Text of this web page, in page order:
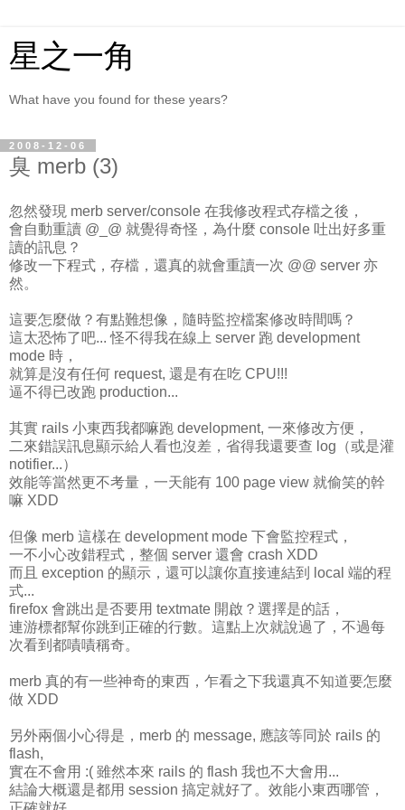
星之一角
What have you found for these years?
2008-12-06
臭 merb (3)
忽然發現 merb server/console 在我修改程式存檔之後，
會自動重讀 @_@ 就覺得奇怪，為什麼 console 吐出好多重
讀的訊息？
修改一下程式，存檔，還真的就會重讀一次 @@ server 亦
然。
這要怎麼做？有點難想像，隨時監控檔案修改時間嗎？
這太恐怖了吧... 怪不得我在線上 server 跑 development
mode 時，
就算是沒有任何 request, 還是有在吃 CPU!!!
逼不得已改跑 production...
其實 rails 小東西我都嘛跑 development, 一來修改方便，
二來錯誤訊息顯示給人看也沒差，省得我還要查 log（或是灌
notifier...）
效能等當然更不考量，一天能有 100 page view 就偷笑的幹
嘛 XDD
但像 merb 這樣在 development mode 下會監控程式，
一不小心改錯程式，整個 server 還會 crash XDD
而且 exception 的顯示，還可以讓你直接連結到 local 端的程
式...
firefox 會跳出是否要用 textmate 開啟？選擇是的話，
連游標都幫你跳到正確的行數。這點上次就說過了，不過每
次看到都嘖嘖稱奇。
merb 真的有一些神奇的東西，乍看之下我還真不知道要怎麼
做 XDD
另外兩個小心得是，merb 的 message, 應該等同於 rails 的
flash,
實在不會用 :( 雖然本來 rails 的 flash 我也不大會用...
結論大概還是都用 session 搞定就好了。效能小東西哪管，